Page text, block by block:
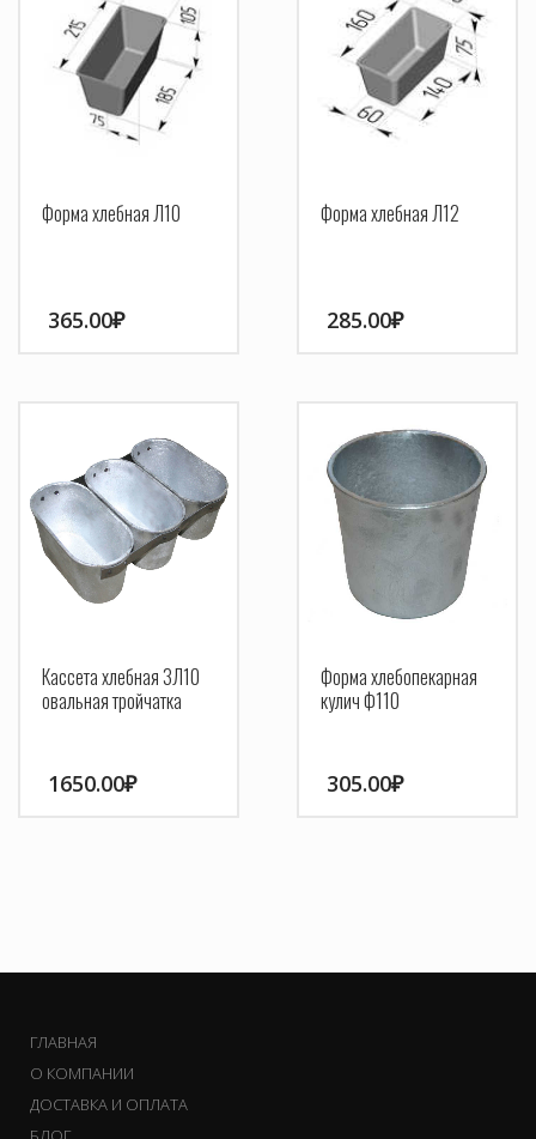
Форма хлебная Л10
365.00₽
Форма хлебная Л12
285.00₽
Кассета хлебная 3Л10
овальная тройчатка
1650.00₽
Форма хлебопекарная
кулич Ф110
305.00₽
ГЛАВНАЯ
О КОМПАНИИ
ДОСТАВКА И ОПЛАТА